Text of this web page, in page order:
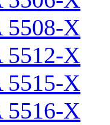
5508-X
5512-X
5515-X
5516-X